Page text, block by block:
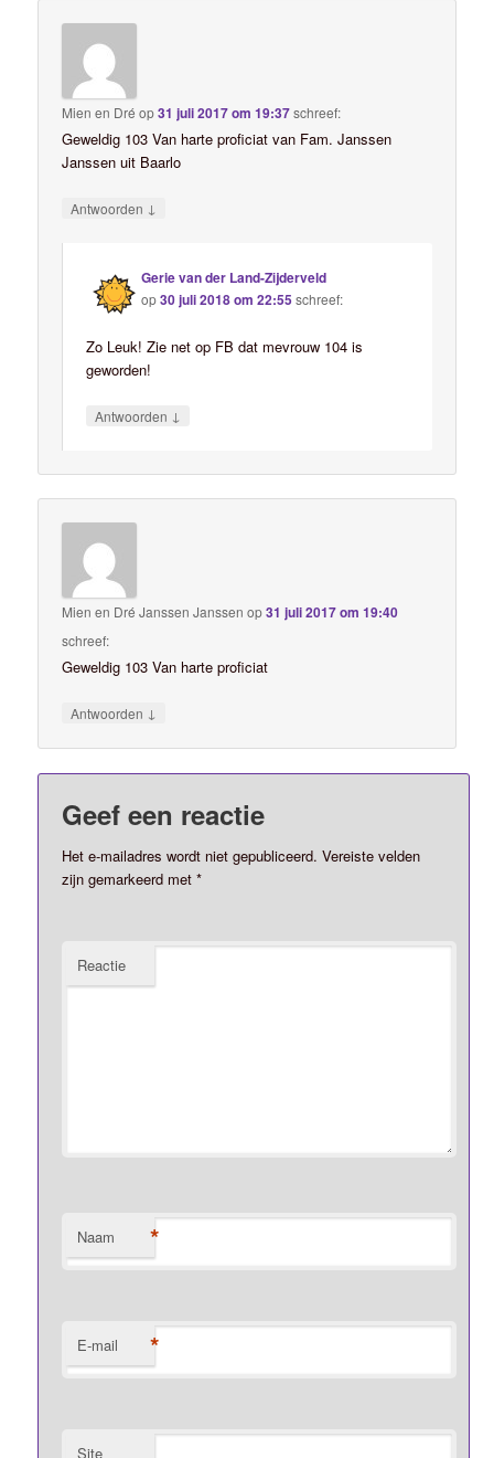
Mien en Dré op31 juli 2017 om 19:37schreef:
Geweldig 103 Van harte proficiat van Fam. Janssen
Janssen uit Baarlo
Antwoorden ↓
Gerie van der Land-Zijderveld
op30 juli 2018 om 22:55 schreef:
Zo Leuk! Zie net op FB dat mevrouw 104 is
geworden!
Antwoorden ↓
Mien en Dré Janssen Janssen op31 juli 2017 om 19:40
schreef:
Geweldig 103 Van harte proficiat
Antwoorden ↓
Geef een reactie
Het e-mailadres wordt niet gepubliceerd. Vereiste velden
zijn gemarkeerd met*
Reactie
Naam *
E-mail *
Site